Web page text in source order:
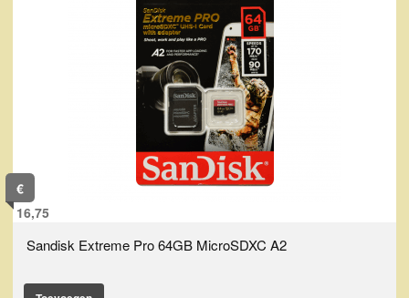
€
16,75
Sandisk Extreme Pro 64GB MicroSDXC A2